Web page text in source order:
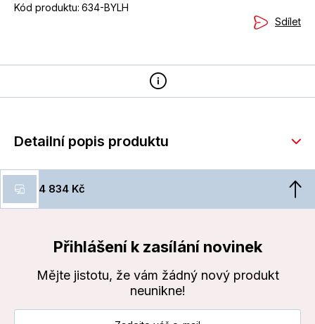
Kód produktu: 634-BYLH
Sdílet
Detailní popis produktu
4 834 Kč
Přihlášení k zasílání novinek
Mějte jistotu, že vám žádný nový produkt
neunikne!